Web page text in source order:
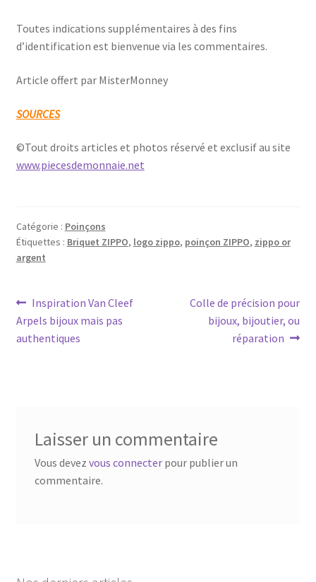
Toutes indications supplémentaires à des fins
d’identification est bienvenue via les commentaires.
Article offert par MisterMonney
SOURCES
©Tout droits articles et photos réservé et exclusif au site
www.piecesdemonnaie.net
Catégorie : Poinçons
Étiquettes : Briquet ZIPPO, logo zippo, poinçon ZIPPO, zippo or
argent
Inspiration Van Cleef
Arpels bijoux mais pas
authentiques
Colle de précision pour
bijoux, bijoutier, ou
réparation
Laisser un commentaire
Vous devez vous connecterpour publier un
commentaire.